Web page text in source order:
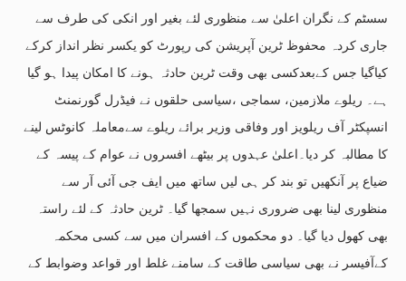
سسٹم کے نگران اعلیٰ سے منظوری لئے بغیر اور انکی کی طرف سے
جاری کردہ محفوظ ٹرین آپریشن کی رپورٹ کو یکسر نظر انداز کرکے
کیاگیا جس کےبعدکسی بھی وقت ٹرین حادثہ ہونے کا امکان پیدا ہو گیا
ہے۔ ریلوے ملازمین، سماجی ،سیاسی حلقوں نے فیڈرل گورنمنٹ
انسپکٹر آف ریلویز اور وفاقی وزیر برائے ریلوے سےمعاملہ کانوٹس لینے
کا مطالبہ کر دیا۔اعلیٰ عہدوں پر بیٹھے افسروں نے عوام کے پیسہ کے
ضیاع پر آنکھیں تو بند کر ہی لیں ساتھ میں ایف جی آئی آر سے
منظوری لینا بھی ضروری نہیں سمجھا گیا۔ ٹرین حادثہ کے لئے راستہ
بھی کھول دیا گیا۔ دو محکموں کے افسران میں سے کسی محکمہ
کےآفیسر نے بھی سیاسی طاقت کے سامنے غلط اور قواعد وضوابط کے